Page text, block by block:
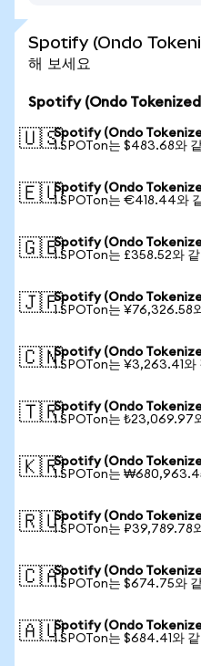
Spotify (Ondo
해 보세요
Spotify (Ondo
🇺🇸Spotify (Ondo
1 SPOTon는 $483.68와
🇪🇺Spotify (Ondo
1 SPOTon는 €418.44와
🇬🇧Spotify (Ondo
1 SPOTon는 £358.52와
🇯🇵Spotify (Ondo
1 SPOTon는 ¥76,326.58
🇨🇳Spotify (Ondo
1 SPOTon는 ¥3,263.41와
🇹🇷Spotify (Ondo
1 SPOTon는 ₺23,069.97
🇰🇷Spotify (Ondo
1 SPOTon는
🇷🇺Spotify (Ondo
1 SPOTon는 ₽39,789.78
🇨🇦Spotify (Ondo
1 SPOTon는 $674.75와
🇦🇺Spotify (Ondo
1 SPOTon는 $684.41와